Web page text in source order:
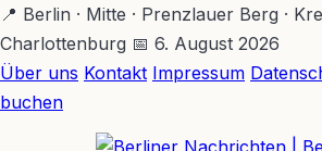
Zum
Hauptinhalt
springen
📍 Berlin · Mitte · Prenzlauer Berg ·
Charlottenburg 📅 6. August 2026
Über uns Kontakt Impressum
buchen